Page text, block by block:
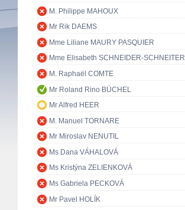
M. Philippe MAHOUX
Mr Rik DAEMS
Mme Liliane MAURY PASQUIER
Mme Elisabeth SCHNEIDER-SCHNEITER
M. Raphaël COMTE
Mr Roland Rino BÜCHEL
Mr Alfred HEER
M. Manuel TORNARE
Mr Miroslav NENUTIL
Ms Dana VÁHALOVÁ
Ms Kristýna ZELIENKOVÁ
Ms Gabriela PECKOVÁ
Mr Pavel HOLÍK